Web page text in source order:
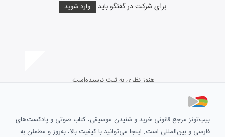
برای شرکت در گفتگو باید وارد شوید
هنوز نظری به ثبت نرسیده‌است.
بیپ‌تونز مرجع قانونی خرید و شنیدن موسیقی، کتاب صوتی و پادکست‌های
فارسی و بین‌المللی است. اینجا می‌توانید با کیفیت بالا، به‌روز و مطمئن به